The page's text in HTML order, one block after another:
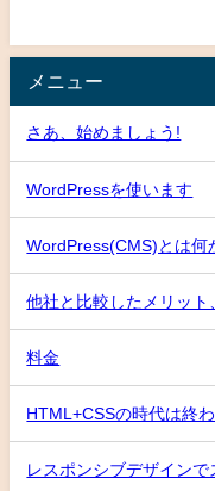
メニュー
さあ、始めましょう!
WordPressを使います
WordPress(CMS)とは何
他社と比較したメリット
料金
HTML+CSSの時代は終
レスポンシブデザインで